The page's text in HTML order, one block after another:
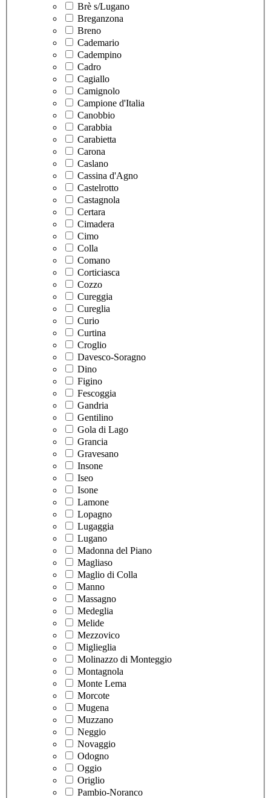
Brè s/Lugano
Breganzona
Breno
Cademario
Cadempino
Cadro
Cagiallo
Camignolo
Campione d'Italia
Canobbio
Carabbia
Carabietta
Carona
Caslano
Cassina d'Agno
Castelrotto
Castagnola
Certara
Cimadera
Cimo
Colla
Comano
Corticiasca
Cozzo
Cureggia
Cureglia
Curio
Curtina
Croglio
Davesco-Soragno
Dino
Figino
Fescoggia
Gandria
Gentilino
Gola di Lago
Grancia
Gravesano
Insone
Iseo
Isone
Lamone
Lopagno
Lugaggia
Lugano
Madonna del Piano
Magliaso
Maglio di Colla
Manno
Massagno
Medeglia
Melide
Mezzovico
Miglieglia
Molinazzo di Monteggio
Montagnola
Monte Lema
Morcote
Mugena
Muzzano
Neggio
Novaggio
Odogno
Oggio
Origlio
Pambio-Noranco